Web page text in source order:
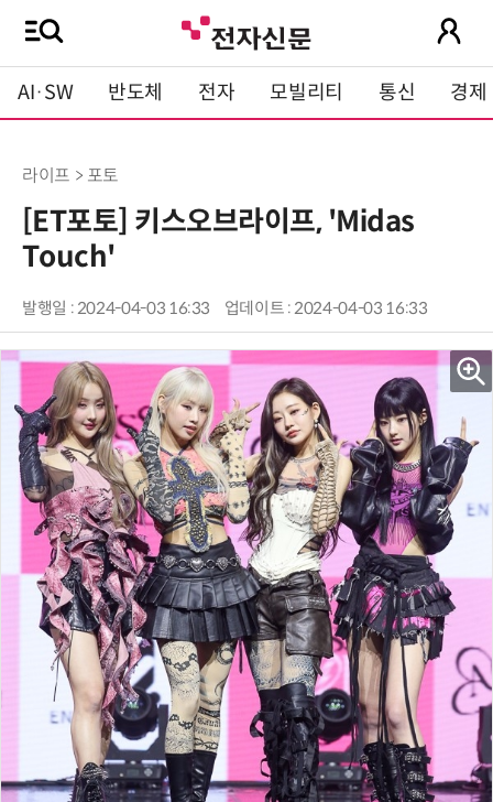
AI·SW 반도체 전자 모빌리티 통신 경제
라이프 > 포토
[ET포토] 키스오브라이프, 'Midas
Touch'
발행일 : 2024-04-03 16:33 업데이트 : 2024-04-03 16:33